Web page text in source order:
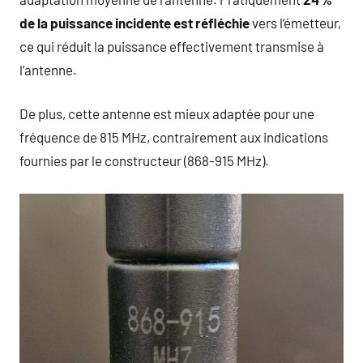
de la puissance incidente est réfléchievers l’émetteur,
ce qui réduit la puissance effectivement transmise à
l’antenne.
De plus, cette antenne est mieux adaptée pour une
fréquence de 815 MHz, contrairement aux indications
fournies par le constructeur (868-915 MHz).